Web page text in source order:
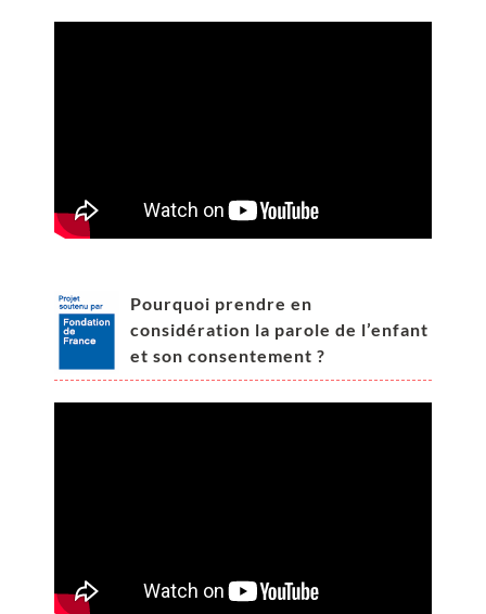
Pourquoi prendre en
considération la parole de l’enfant
et son consentement ?